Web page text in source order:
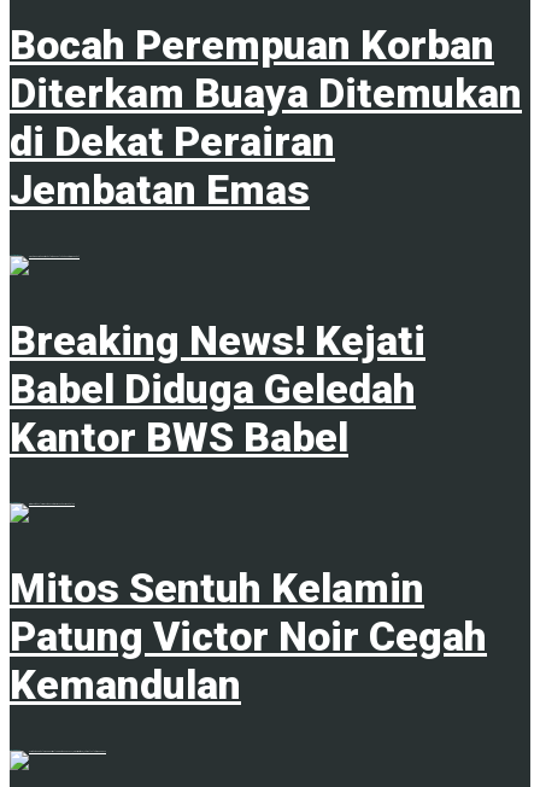
Bocah Perempuan Korban
Diterkam Buaya Ditemukan
di Dekat Perairan
Jembatan Emas
Breaking News! Kejati
Babel Diduga Geledah
Kantor BWS Babel
Mitos Sentuh Kelamin
Patung Victor Noir Cegah
Kemandulan